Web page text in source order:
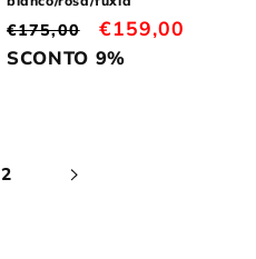
Prezzo
di
€175,00
Prezzo
scontato
€159,00
SCONTO 9%
2